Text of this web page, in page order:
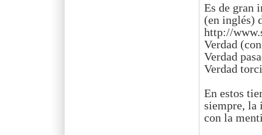
Es de gran
(en inglés)
http://
Verdad
Verdad
Verdad
En estos
siempre, la
con la